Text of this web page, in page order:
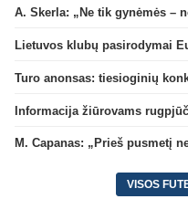
A. Skerla: „Ne tik gynėmės –
Turo anonsas: tiesioginių
Informacija žiūrovams
VISOS